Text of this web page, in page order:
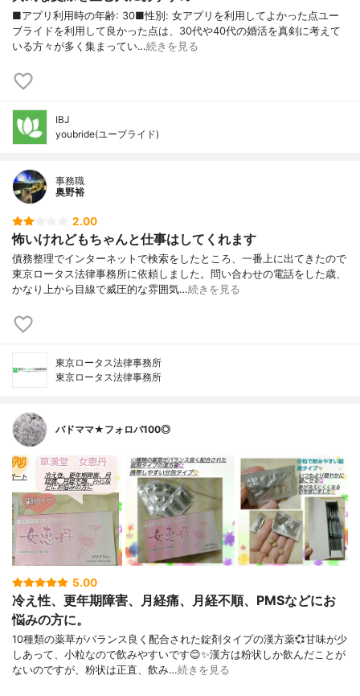
■アプリ利用時の年齢: 30■性別: 女アプリを利用してよかった点ユー
ブライドを利用して良かった点は、30代や40代の婚活を真剣に考えて
いる方々が多く集まってい…続きを見る
IBJ
youbride(ユーブライド)
事務職
奥野裕
2.00
怖いけれどもちゃんと仕事はしてくれます
債務整理でインターネットで検索をしたところ、一番上に出てきたので
東京ロータス法律事務所に依頼しました。問い合わせの電話をした歳、
かなり上から目線で威圧的な雰囲気…続きを見る
東京ロータス法律事務所
東京ロータス法律事務所
バドママ★フォロバ100◎
5.00
冷え性、更年期障害、月経痛、月経不順、PMSなどにお
悩みの方に。
10種類の薬草がバランス良く配合された錠剤タイプの漢方薬💞甘味が少
しあって、小粒なので飲みやすいです😊✨漢方は粉状しか飲んだことが
ないのですが、粉状は正直、飲み…続きを見る